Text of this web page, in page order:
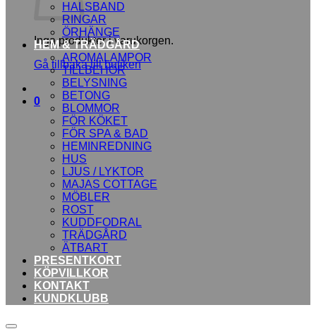
Inga produkter i varukorgen.
Gå tillbaka till butiken
0
HALSBAND
RINGAR
ÖRHÄNGE
HEM & TRÄDGÅRD
AROMALAMPOR
TILLBEHÖR
BELYSNING
BETONG
BLOMMOR
FÖR KÖKET
FÖR SPA & BAD
HEMINREDNING
HUS
LJUS / LYKTOR
MAJAS COTTAGE
MÖBLER
ROST
KUDDFODRAL
TRÄDGÅRD
ÄTBART
PRESENTKORT
KÖPVILLKOR
KONTAKT
KUNDKLUBB